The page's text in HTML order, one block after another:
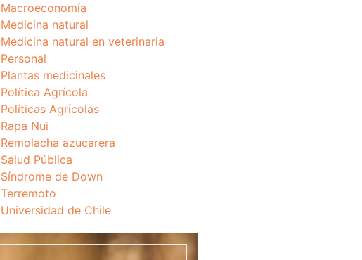
Macroeconomía
Medicina natural
Medicina natural en veterinaria
Personal
Plantas medicinales
Política Agrícola
Políticas Agrícolas
Rapa Nui
Remolacha azucarera
Salud Pública
Síndrome de Down
Terremoto
Universidad de Chile